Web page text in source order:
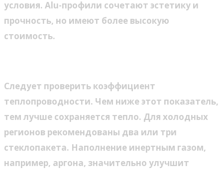
условия. Alu-профили сочетают эстетику и
прочность, но имеют более высокую
стоимость.
Следует проверить коэффициент
теплопроводности. Чем ниже этот показатель,
тем лучше сохраняется тепло. Для холодных
регионов рекомендованы два или три
стеклопакета. Наполнение инертным газом,
например, аргона, значительно улучшит